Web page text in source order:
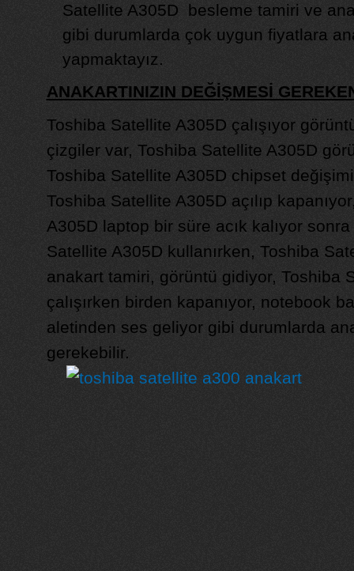
Satellite A305D besleme tamiri ve
gibi durumlarda çok uygun fiyatlara
yapmaktayız.
ANAKARTINIZIN DEĞİŞMESİ
Toshiba Satellite A305D çalışıyor
çizgiler var, Toshiba Satellite A305D
Toshiba Satellite A305D chipset
Toshiba Satellite A305D açılıp
A305D laptop bir süre acık kalıyor
Satellite A305D kullanırken, Toshiba
anakart tamiri, görüntü gidiyor, Toshiba
çalışırken birden kapanıyor, notebook
aletinden ses geliyor gibi durumlarda
gerekebilir.